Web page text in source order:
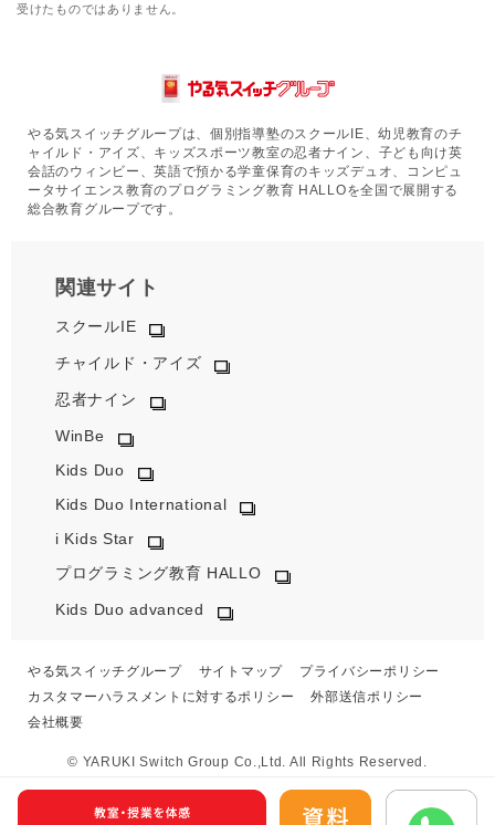
受けたものではありません。
やる気スイッチグループは、個別指導塾のスクールIE、幼児教育のチ
ャイルド・アイズ、キッズスポーツ教室の忍者ナイン、子ども向け英
会話のウィンビー、英語で預かる学童保育のキッズデュオ、コンピュ
ータサイエンス教育のプログラミング教育 HALLOを全国で展開する
総合教育グループです。
関連サイト
スクールIE
チャイルド・アイズ
忍者ナイン
WinBe
Kids Duo
Kids Duo International
i Kids Star
プログラミング教育 HALLO
Kids Duo advanced
やる気スイッチグループ サイトマップ
プライバシーポリシー
カスタマーハラスメントに対するポリシー
外部送信ポリシー
会社概要
© YARUKI Switch Group Co.,Ltd. All Rights Reserved.